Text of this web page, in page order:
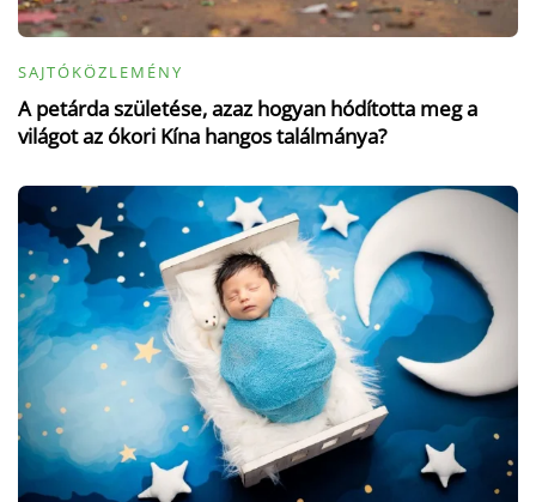
SAJTÓKÖZLEMÉNY
A petárda születése, azaz hogyan hódította meg a
világot az ókori Kína hangos találmánya?